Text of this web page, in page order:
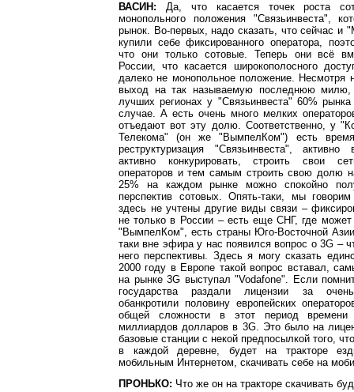
ВАСИН: Да, что касается точек роста
монопольного положения "Связьинвеста",
рынок. Во-первых, надо сказать, что сейчас
купили себе фиксированного оператора,
что они только сотовые. Теперь они всё
России, что касается широкополосного
далеко не монопольное положение. Несмотря
выход на так называемую последнюю
лучших регионах у "Связьинвеста" 60%
случае. А есть очень много мелких
отъедают вот эту долю. Соответственно, у
Телекома" (он же "ВымпелКом") есть
реструктуризация "Связьинвеста",
активно конкурировать, строить свои
операторов и тем самым строить свою долю
25% на каждом рынке можно спокойно
перспектив сотовых. Опять-таки, мы
здесь не учтены другие виды связи –
не только в России – есть еще СНГ, где
"ВымпелКом", есть страны Юго-Восточной
таки вне эфира у нас появился вопрос о 3G –
него перспективы. Здесь я могу сказать
2000 году в Европе такой вопрос вставал,
на рынке 3G выступал "Vodafone". Если
государства раздали лицензии за
обанкротили половину европейских
общей сложности в этот период
миллиардов долларов в 3G. Это было на
базовые станции с некой предпосылкой того,
в каждой деревне, будет на тракторе
мобильным Интернетом, скачивать себе на
ПРОНЬКО: Что же он на тракторе скачивать